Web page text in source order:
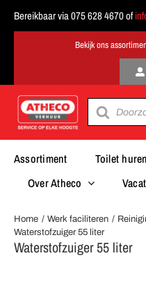
Bereikbaar via 075 628 4670 of
Producten
zoeken
Assortiment Toilet huren
Over Atheco
Home Werk faciliteren
Waterstofzuiger 55 liter
Waterstofzuiger 55 liter